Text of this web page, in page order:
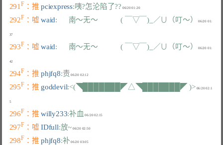
291 F ：推 pciexpress:咦?怎沦陷了?? 06/20 01:20
292F ：嘘 waid:      南～无～            ( ￣▽￣)_／∪（叮～） 06/20 01:
293F ：嘘 waid:      南～无～            ( ￣▽￣)_／∪（叮～） 06/20 01:
294F ：推 phjfq8:责
295F ：推 goddevil:<(◥███████◤△◥███████◤ )> 06/20 02:1
5
296F ：推 willy233:补血
297F ：嘘 IDfull:放~ 06/20 02:50
298F ：推 phjfq8:补 06/20 03:05